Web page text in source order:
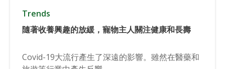
Trends
隨著收養興趣的放緩，寵物主人關注健康和長壽
Covid-19大流行產生了深遠的影響。雖然在醫藥和